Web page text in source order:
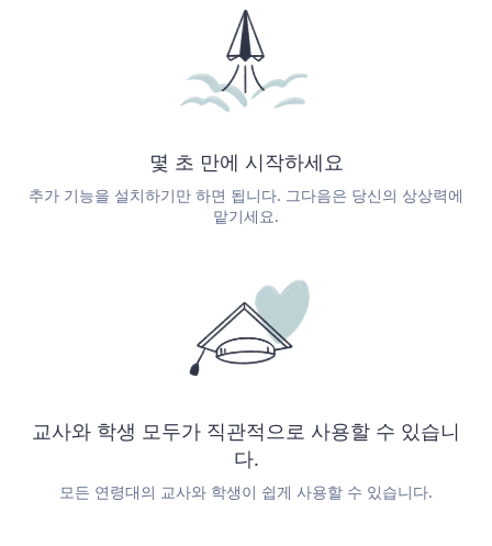
몇 초 만에 시작하세요
추가 기능을 설치하기만 하면 됩니다. 그다음은 당신의 상상력에
맡기세요.
교사와 학생 모두가 직관적으로 사용할 수 있습니
다.
모든 연령대의 교사와 학생이 쉽게 사용할 수 있습니다.